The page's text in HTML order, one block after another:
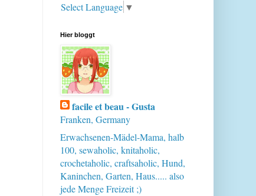
Select Language ▼
Hier bloggt
facile et beau - Gusta
Franken, Germany
Erwachsenen-Mädel-Mama, halb
100, sewaholic, knitaholic,
crochetaholic, craftsaholic, Hund,
Kaninchen, Garten, Haus..... also
jede Menge Freizeit ;)